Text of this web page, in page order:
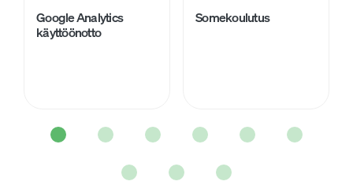
Google Analytics
käyttöönotto
Somekoulutus